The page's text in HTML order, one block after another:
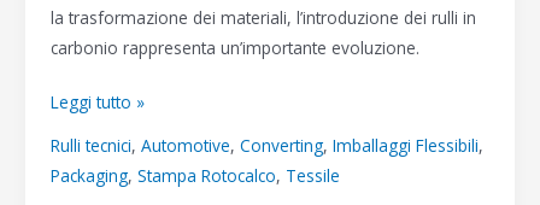
la trasformazione dei materiali, l’introduzione dei rulli in
carbonio rappresenta un’importante evoluzione.
RULLI
CARBONIO
RECOM:
Leggi tutto »
Rulli tecnici, Automotive, Converting, Imballaggi Flessibili,
Packaging, Stampa Rotocalco, Tessile